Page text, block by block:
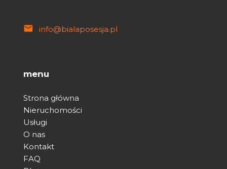
info@bialaposesja.pl
menu
Strona główna
Nieruchomości
Usługi
O nas
Kontakt
FAQ